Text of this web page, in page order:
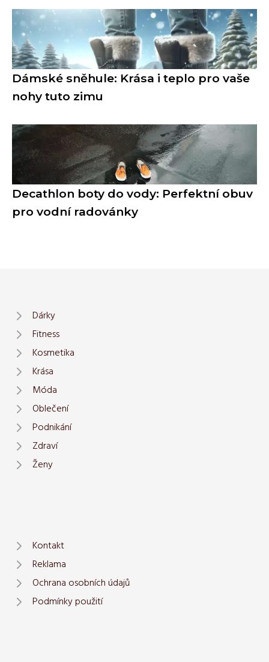
Dámské sněhule: Krása i teplo pro vaše
nohy tuto zimu
Decathlon boty do vody: Perfektní obuv
pro vodní radovánky
Dárky
Fitness
Kosmetika
Krása
Móda
Oblečení
Podnikání
Zdraví
Ženy
Kontakt
Reklama
Ochrana osobních údajů
Podmínky použití